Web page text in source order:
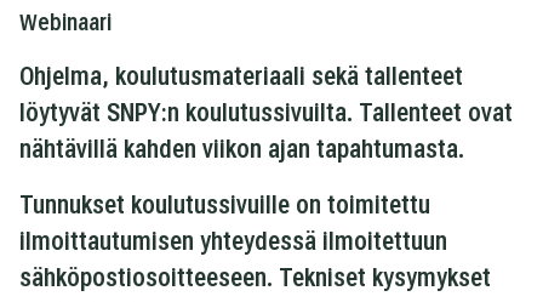
Webinaari
Ohjelma, koulutusmateriaali sekä tallenteet
löytyvät SNPY:n koulutussivuilta. Tallenteet ovat
nähtävillä kahden viikon ajan tapahtumasta.
Tunnukset koulutussivuille on toimitettu
ilmoittautumisen yhteydessä ilmoitettuun
sähköpostiosoitteeseen. Tekniset kysymykset